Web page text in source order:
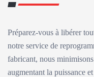
Préparez-vous à libérer
notre service de
fabricant, nous
augmentant la puissance